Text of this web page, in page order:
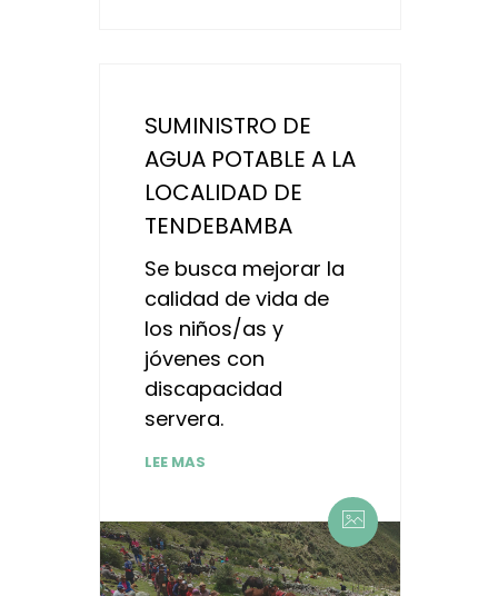
SUMINISTRO DE
AGUA POTABLE A LA
LOCALIDAD DE
TENDEBAMBA
Se busca mejorar la
calidad de vida de
los niños/as y
jóvenes con
discapacidad
servera.
LEE MAS